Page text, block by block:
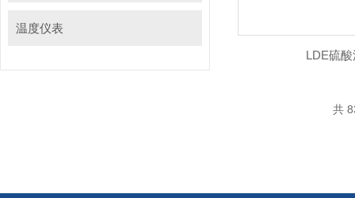
温度仪表
LDE硫
共